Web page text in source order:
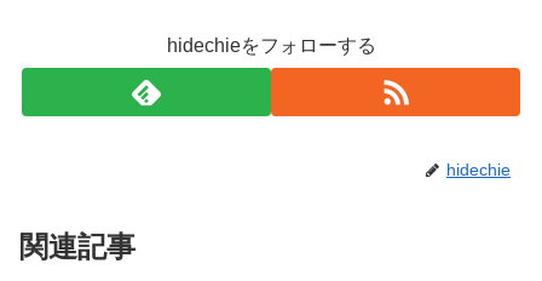
hidechieをフォローする
hidechie
関連記事